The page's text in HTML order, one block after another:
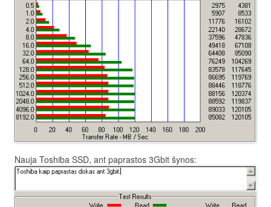
Nauja Toshiba SSD, ant paprastos 3Gbit šynos: